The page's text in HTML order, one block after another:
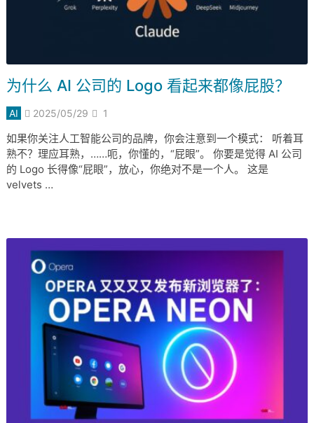
为什么 AI 公司的 Logo 看起来都像屁股？
AI 2025/05/29 1
如果你关注人工智能公司的品牌，你会注意到一个模式： 听着耳
熟不？理应耳熟，……呃，你懂的，“屁眼”。 你要是觉得 AI 公司
的 Logo 长得像“屁眼”，放心，你绝对不是一个人。 这是
velvets …